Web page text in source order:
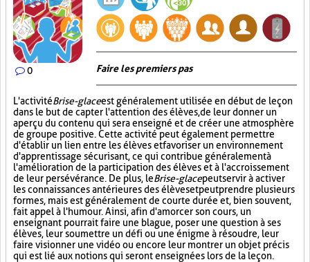
0 Faire les premiers pas
L'activitéBrise-glaceest généralement utilisée en début de leçon
dans le but de capter l'attention des élèves, de leur donner un
aperçu du contenu qui sera enseigné et de créer une atmosphère
de groupe positive. Cette activité peut également permettre
d'établir un lien entre les élèves et favoriser un environnement
d'apprentissage sécurisant, ce qui contribue généralement à
l'amélioration de la participation des élèves et à l'accroissement
de leur persévérance. De plus, leBrise-glacepeut servir à activer
les connaissances antérieures des élèves et peut prendre plusieurs
formes, mais est généralement de courte durée et, bien souvent,
fait appel à l'humour. Ainsi, afin d'amorcer son cours, un
enseignant pourrait faire une blague, poser une question à ses
élèves, leur soumettre un défi ou une énigme à résoudre, leur
faire visionner une vidéo ou encore leur montrer un objet précis
qui est lié aux notions qui seront enseignées lors de la leçon.